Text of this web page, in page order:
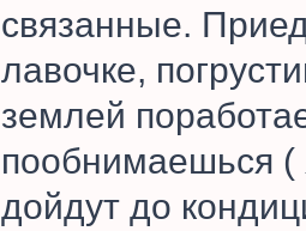
связанные.
лавочке,
землей
пообнимаешься (
дойдут до